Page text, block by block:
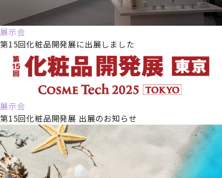
展示会
第15回化粧品開発展に出展しました
展示会
第15回化粧品開発展 出展のお知らせ